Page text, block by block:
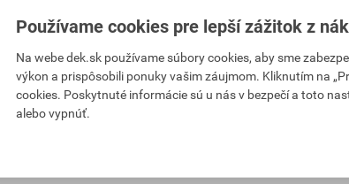
v období 30 dní
48,36 EUR
bez DPH za rol s
Používame cookies pre lepší zážitok z
Na webe dek.sk používame súbory cookies, aby sme
výkon a prispôsobili ponuky vašim záujmom. Kliknutím na
cookies. Poskytnuté informácie sú u nás v bezpečí a toto
alebo vypnúť.